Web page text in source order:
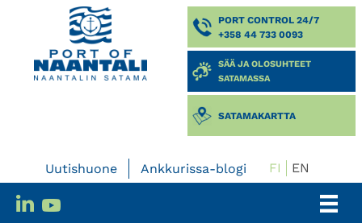
PORT CONTROL 24/7
+358 44 733 0093
SÄÄ JA OLOSUHTEET
SATAMASSA
SATAMAKARTTA
Uutishuone Ankkurissa-blogi FI EN